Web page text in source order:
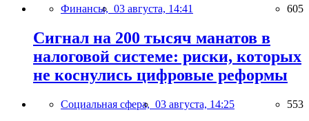
Финансы, 03 августа, 14:41 605
Сигнал на 200 тысяч манатов в
налоговой системе: риски, которых
не коснулись цифровые реформы
Социальная сфера, 03 августа, 14:25 553